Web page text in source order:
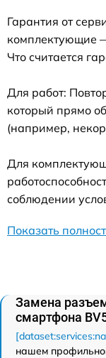
Гарантия от
комплектующие
Что считается
Для работ:
который прямо
(например,
Для
соблюдении
Показать
Замена
смартфона
нашем